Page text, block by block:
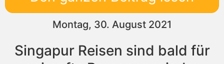
Montag, 30. August 2021
Singapur Reisen sind bald für